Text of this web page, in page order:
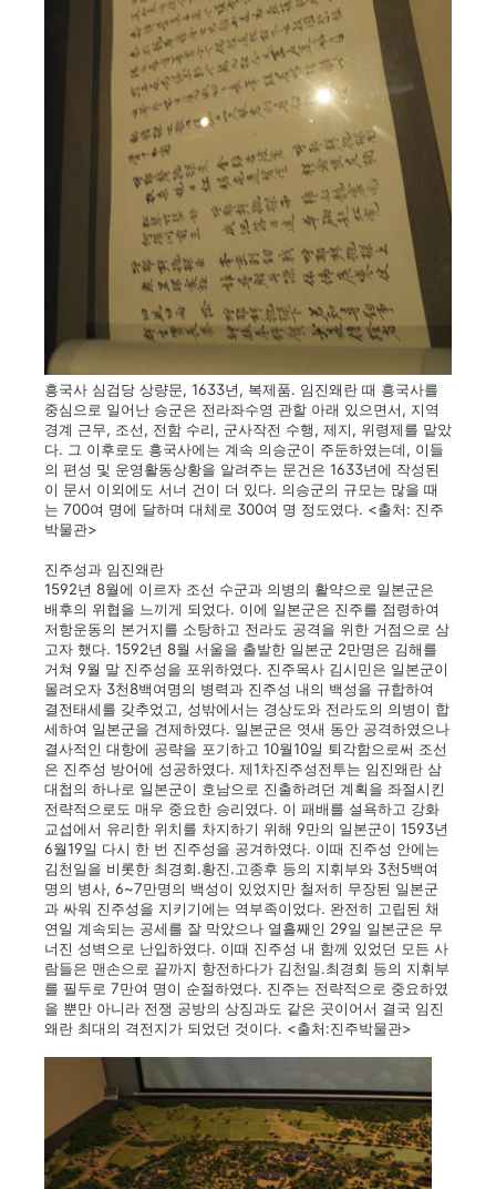
흥국사 심검당 상량문, 1633년, 복제품. 임진왜란 때 흥국사를
중심으로 일어난 승군은 전라좌수영 관할 아래 있으면서, 지역
경계 근무, 조선, 전함 수리, 군사작전 수행, 제지, 위령제를 맡았
다. 그 이후로도 흥국사에는 계속 의승군이 주둔하였는데, 이들
의 편성 및 운영활동상황을 알려주는 문건은 1633년에 작성된
이 문서 이외에도 서너 건이 더 있다. 의승군의 규모는 많을 때
는 700여 명에 달하며 대체로 300여 명 정도였다. <출처: 진주
박물관>
진주성과 임진왜란
1592년 8월에 이르자 조선 수군과 의병의 활약으로 일본군은
배후의 위협을 느끼게 되었다. 이에 일본군은 진주를 점령하여
저항운동의 본거지를 소탕하고 전라도 공격을 위한 거점으로 삼
고자 했다. 1592년 8월 서울을 출발한 일본군 2만명은 김해를
거쳐 9월 말 진주성을 포위하였다. 진주목사 김시민은 일본군이
몰려오자 3천8백여명의 병력과 진주성 내의 백성을 규합하여
결전태세를 갖추었고, 성밖에서는 경상도와 전라도의 의병이 합
세하여 일본군을 견제하였다. 일본군은 엿새 동안 공격하였으나
결사적인 대항에 공략을 포기하고 10월10일 퇴각함으로써 조선
은 진주성 방어에 성공하였다. 제1차진주성전투는 임진왜란 삼
대첩의 하나로 일본군이 호남으로 진출하려던 계획을 좌절시킨
전략적으로도 매우 중요한 승리였다. 이 패배를 설욕하고 강화
교섭에서 유리한 위치를 차지하기 위해 9만의 일본군이 1593년
6월19일 다시 한 번 진주성을 공겨하였다. 이때 진주성 안에는
김천일을 비롯한 최경회.황진.고종후 등의 지휘부와 3천5백여
명의 병사, 6~7만명의 백성이 있었지만 철저히 무장된 일본군
과 싸워 진주성을 지키기에는 역부족이었다. 완전히 고립된 채
연일 계속되는 공세를 잘 막았으나 열흘째인 29일 일본군은 무
너진 성벽으로 난입하였다. 이때 진주성 내 함께 있었던 모든 사
람들은 맨손으로 끝까지 항전하다가 김천일.최경회 등의 지휘부
를 필두로 7만여 명이 순절하였다. 진주는 전략적으로 중요하였
을 뿐만 아니라 전쟁 공방의 상징과도 같은 곳이어서 결국 임진
왜란 최대의 격전지가 되었던 것이다. <출처:진주박물관>